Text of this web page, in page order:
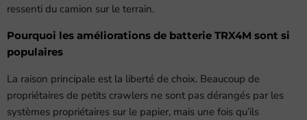
ressenti du camion sur le terrain.
Pourquoi les améliorations de batterie TRX4M sont si
populaires
La raison principale est la liberté de choix. Beaucoup de
propriétaires de petits crawlers ne sont pas dérangés par les
systèmes propriétaires sur le papier, mais une fois qu’ils